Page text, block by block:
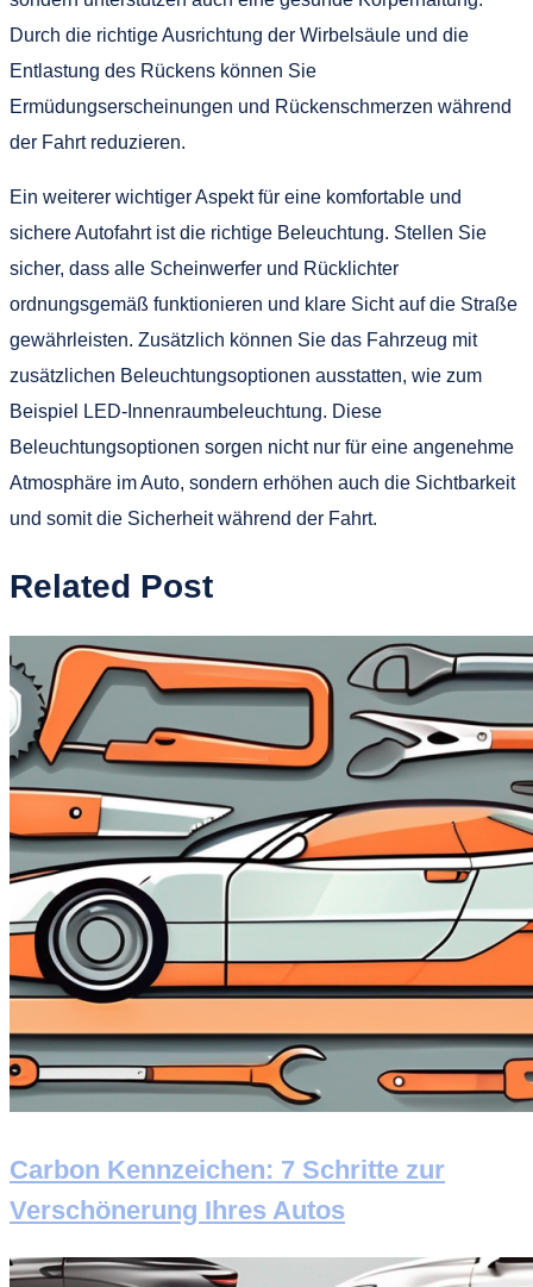
Durch die richtige Ausrichtung der Wirbelsäule und die
Entlastung des Rückens können Sie
Ermüdungserscheinungen und Rückenschmerzen während
der Fahrt reduzieren.
Ein weiterer wichtiger Aspekt für eine komfortable und
sichere Autofahrt ist die richtige Beleuchtung. Stellen Sie
sicher, dass alle Scheinwerfer und Rücklichter
ordnungsgemäß funktionieren und klare Sicht auf die Straße
gewährleisten. Zusätzlich können Sie das Fahrzeug mit
zusätzlichen Beleuchtungsoptionen ausstatten, wie zum
Beispiel LED-Innenraumbeleuchtung. Diese
Beleuchtungsoptionen sorgen nicht nur für eine angenehme
Atmosphäre im Auto, sondern erhöhen auch die Sichtbarkeit
und somit die Sicherheit während der Fahrt.
Related Post
Carbon Kennzeichen: 7 Schritte zur
Verschönerung Ihres Autos